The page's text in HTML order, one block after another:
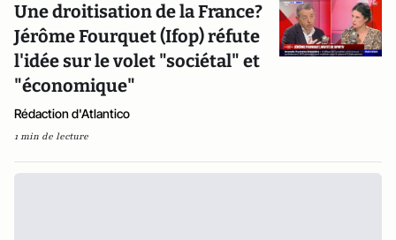
Une droitisation de la France?
Jérôme Fourquet (Ifop) réfute
l'idée sur le volet "sociétal" et
"économique"
Rédaction d'Atlantico
1 min de lecture